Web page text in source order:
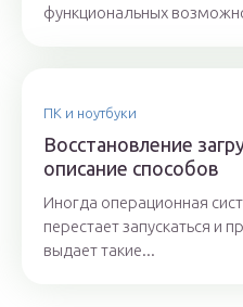
функциональных
ПК и ноутбуки
Восстановление
описание способов
Иногда операционная
перестает запускаться и
выдает такие...